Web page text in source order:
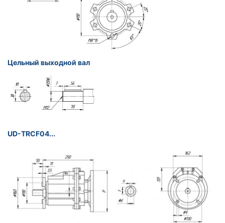
Цельный выходной вал
UD-TRCF04...